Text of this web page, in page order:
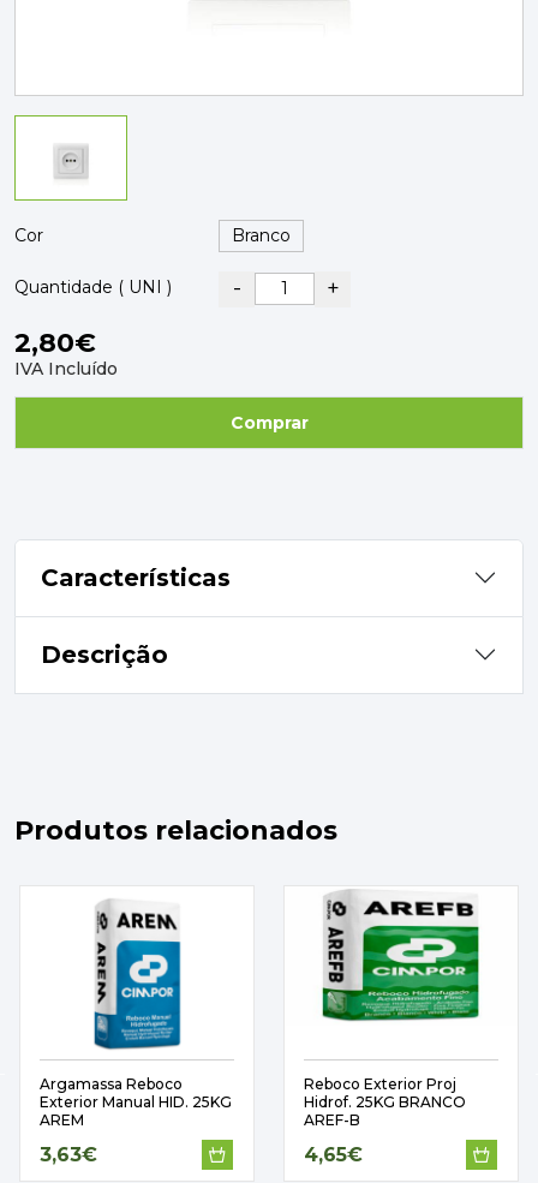
DYRUP
SKIL
Cor
Quantidade ( UNI ) - +
2,80€
IVA Incluído
Comprar
Características
Descrição
Produtos relacionados
Argamassa Reboco
Exterior Manual HID. 25KG
AREM
3,63€
Reboco Exterior Proj
Hidrof. 25KG BRANCO
AREF-B
4,65€